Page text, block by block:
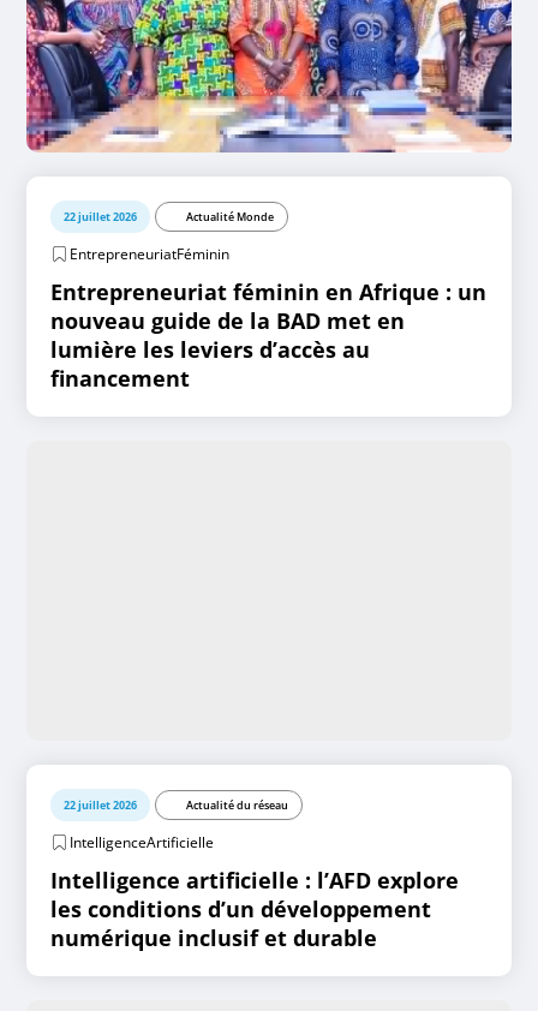
22 juillet 2026 Actualité Monde
EntrepreneuriatFéminin
Entrepreneuriat féminin en Afrique : un
nouveau guide de la BAD met en
lumière les leviers d’accès au
financement
22 juillet 2026 Actualité du réseau
IntelligenceArtificielle
Intelligence artificielle : l’AFD explore
les conditions d’un développement
numérique inclusif et durable